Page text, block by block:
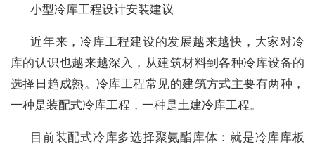
小型冷库工程设计安装建议
近年来，冷库工程建设的发展越来越快，大家对冷
库的认识也越来越深入，从建筑材料到各种冷库设备的
选择日趋成熟。冷库工程常见的建筑方式主要有两种，
一种是装配式冷库工程，一种是土建冷库工程。
目前装配式冷库多选择聚氨酯库体：就是冷库库板